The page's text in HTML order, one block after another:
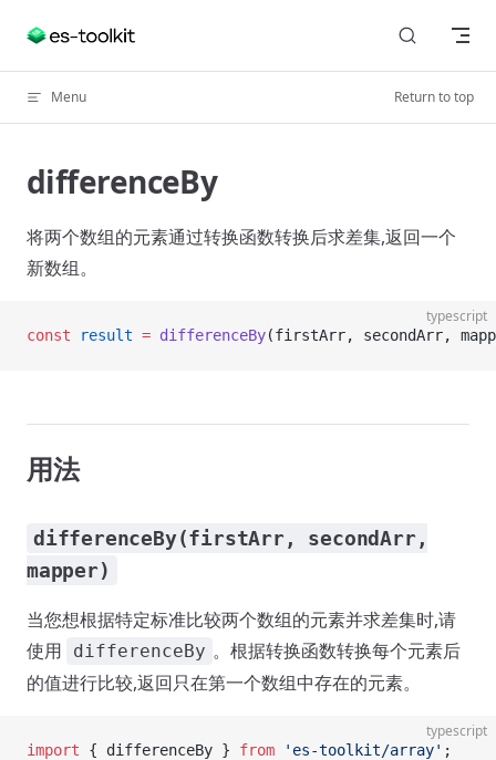
Skip to content
Menu Return to top
differenceBy
将两个数组的元素通过转换函数转换后求差集,返回一个
新数组。
typescript
const result = differenceBy(firstArr, secondArr,
用法
differenceBy(firstArr, secondArr,
mapper)
当您想根据特定标准比较两个数组的元素并求差集时,请
使用
differenceBy 。根据转换函数转换每个元素后
的值进行比较,返回只在第一个数组中存在的元素。
typescript
import { differenceBy } from 'es-toolkit/array' ;